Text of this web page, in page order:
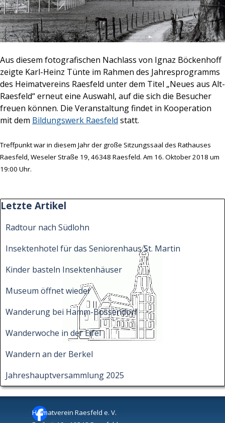
Aus diesem fotografischen Nachlass von Ignaz Böckenhoff
zeigte Karl-Heinz Tünte im Rahmen des Jahresprogramms
des Heimatvereins Raesfeld unter dem Titel „Neues aus Alt-
Raesfeld“ erneut eine Auswahl, auf die sich die Besucher
freuen können. Die Veranstaltung findet in Kooperation
mit dem Bildungswerk Raesfeld statt.
Treffpunkt war in diesem Jahr der große Sitzungssaal des Rathauses
Raesfeld, Weseler Straße 19, 46348 Raesfeld. Am 16. Oktober 2018 um
19:00 Uhr.
Block überspringen Letzte Artikel
Letzte Artikel
Radtour nach Südlohn
Insektenhotel für das Seniorenhaus St. Martin
Kinder basteln Insektenhäuser
Museum öffnet wieder
Wanderung bei Hamm-Bossendorf
Wanderwoche in der Eifel
Wandern an der Berkel
Jahreshauptversammlung 2025
Heimatverein Raesfeld e. V.